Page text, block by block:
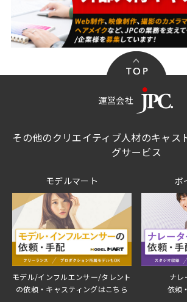
運営会社
その他のクリエイティブ人材のキャス
グサービス
モデルマート
モデル/インフルエンサー/タレント
の依頼・キャスティングはこちら
ボ
ナレ
依頼